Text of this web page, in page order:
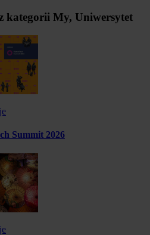
kategorii My, Uniwersytet
Summit 2026